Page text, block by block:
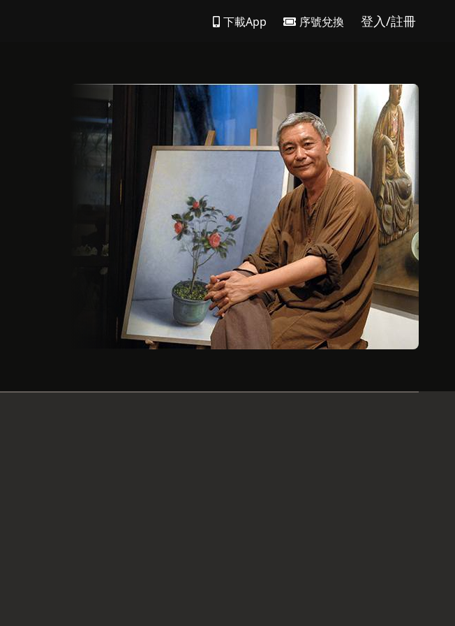
下載App 序號兌換 登入/註冊